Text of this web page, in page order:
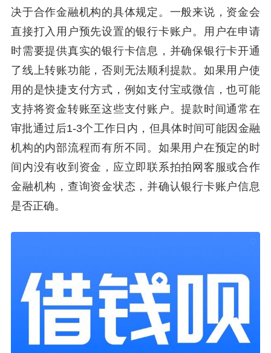
决于合作金融机构的具体规定。一般来说，资金会
直接打入用户预先设置的银行卡账户。用户在申请
时需要提供真实的银行卡信息，并确保银行卡开通
了线上转账功能，否则无法顺利提款。如果用户使
用的是快捷支付方式，例如支付宝或微信，也可能
支持将资金转账至这些支付账户。提款时间通常在
审批通过后1-3个工作日内，但具体时间可能因金融
机构的内部流程而有所不同。如果用户在预定的时
间内没有收到资金，应立即联系拍拍网客服或合作
金融机构，查询资金状态，并确认银行卡账户信息
是否正确。